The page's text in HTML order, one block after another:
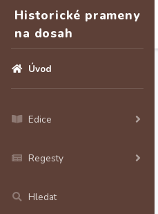
Historické prameny
na dosah
Úvod
Edice
Regesty
Hledat